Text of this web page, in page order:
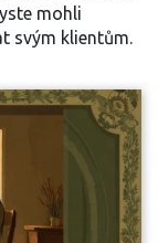
mohli
svým klientům.